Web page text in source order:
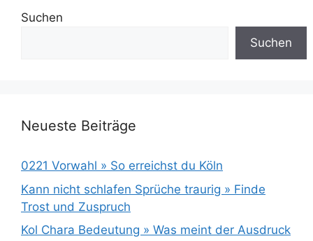
Suchen
Suchen
Neueste Beiträge
0221 Vorwahl » So erreichst du Köln
Kann nicht schlafen Sprüche traurig » Finde
Trost und Zuspruch
Kol Chara Bedeutung » Was meint der Ausdruck